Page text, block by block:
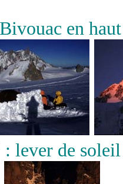
Bivouac en
lever de